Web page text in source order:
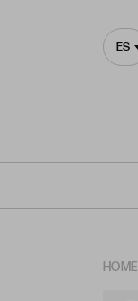
ES
HOME